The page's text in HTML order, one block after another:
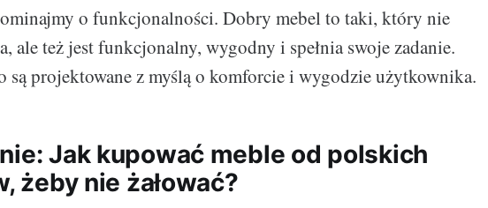
o funkcjonalności. Dobry mebel to taki, który nie
ale też jest funkcjonalny, wygodny i spełnia swoje zadanie.
są projektowane z myślą o komforcie i wygodzie użytkownika.
Jak kupować meble od polskich
żeby nie żałować?